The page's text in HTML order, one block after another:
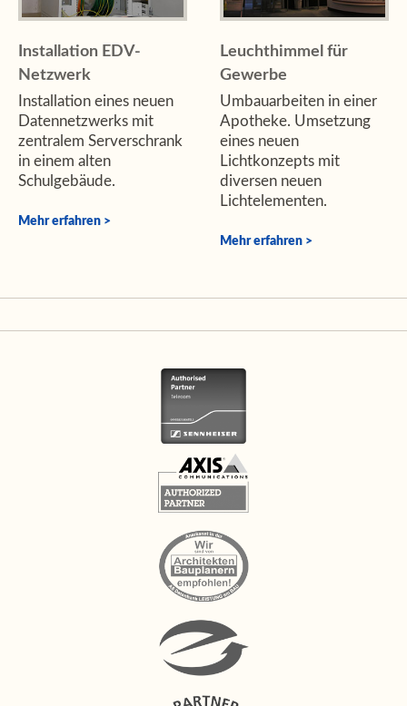
Installation EDV-
Netzwerk
Installation eines neuen
Datennetzwerks mit
zentralem Serverschrank
in einem alten
Schulgebäude.
Mehr erfahren
Leuchthimmel für
Gewerbe
Umbauarbeiten in einer
Apotheke. Umsetzung
eines neuen
Lichtkonzepts mit
diversen neuen
Lichtelementen.
Mehr erfahren